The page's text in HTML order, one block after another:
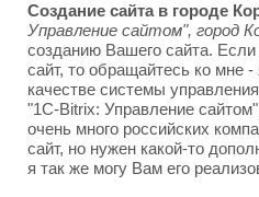
Создание сайта в городе
Управление сайтом", город
созданию Вашего сайта.
сайт, то обращайтесь ко мне
качестве системы
"1C-Bitrix: Управление
очень много российских
сайт, но нужен какой-то
я так же могу Вам его